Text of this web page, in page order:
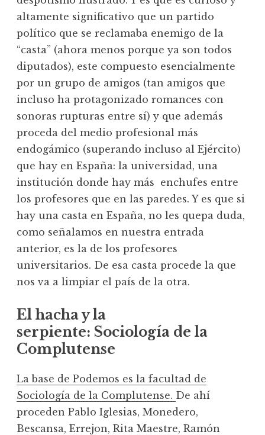
altamente significativo que un partido
político que se reclamaba enemigo de la
“casta” (ahora menos porque ya son todos
diputados), este compuesto esencialmente
por un grupo de amigos (tan amigos que
incluso ha protagonizado romances con
sonoras rupturas entre sí) y que además
proceda del medio profesional más
endogámico (superando incluso al Ejército)
que hay en España: la universidad, una
institución donde hay más enchufes entre
los profesores que en las paredes. Y es que si
hay una casta en España, no les quepa duda,
como señalamos en nuestra entrada
anterior, es la de los profesores
universitarios. De esa casta procede la que
nos va a limpiar el país de la otra.
El hacha y la
serpiente: Sociología de la
Complutense
La base de Podemos es la facultad de
Sociología de la Complutense. De ahí
proceden Pablo Iglesias, Monedero,
Bescansa, Errejon, Rita Maestre, Ramón